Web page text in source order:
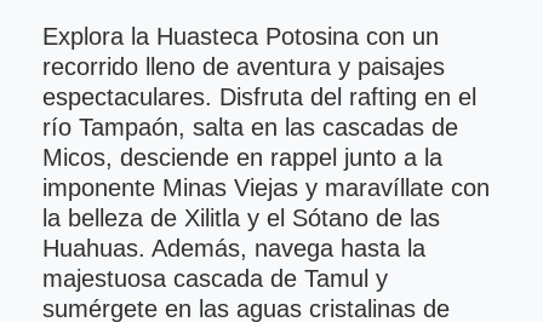
Explora la Huasteca Potosina con un
recorrido lleno de aventura y paisajes
espectaculares. Disfruta del rafting en el
río Tampaón, salta en las cascadas de
Micos, desciende en rappel junto a la
imponente Minas Viejas y maravíllate con
la belleza de Xilitla y el Sótano de las
Huahuas. Además, navega hasta la
majestuosa cascada de Tamul y
sumérgete en las aguas cristalinas de